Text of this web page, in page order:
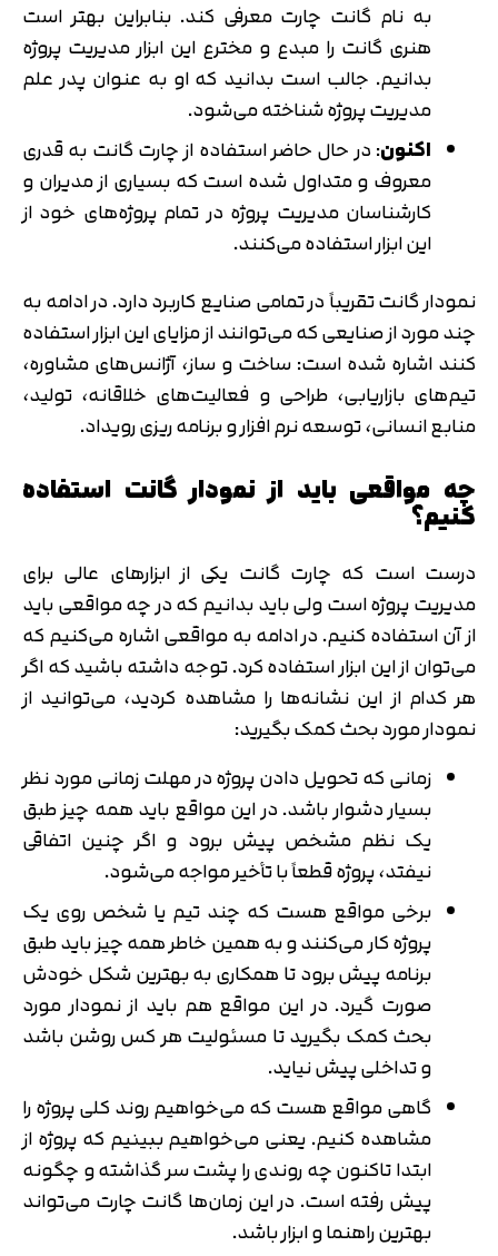
به نام گانت چارت معرفی کند. بنابراین بهتر است
هنری گانت را مبدع و مخترع این ابزار مدیریت پروژه
بدانیم. جالب است بدانید که او به عنوان پدر علم
مدیریت پروژه شناخته می‌شود.
اکنون: در حال حاضر استفاده از چارت گانت به قدری
معروف و متداول شده است که بسیاری از مدیران و
کارشناسان مدیریت پروژه در تمام پروژه‌های خود از
این ابزار استفاده می‌کنند.
نمودار گانت تقریباً در تمامی صنایع کاربرد دارد. در ادامه به
چند مورد از صنایعی که می‌توانند از مزایای این ابزار استفاده
کنند اشاره شده است: ساخت و ساز، آژانس‌های مشاوره،
تیم‌های بازاریابی، طراحی و فعالیت‌های خلاقانه، تولید،
منابع انسانی، توسعه نرم افزار و برنامه ریزی رویداد.
چه مواقعی باید از نمودار گانت استفاده
کنیم؟
درست است که چارت گانت یکی از ابزارهای عالی برای
مدیریت پروژه است ولی باید بدانیم که در چه مواقعی باید
از آن استفاده کنیم. در ادامه به مواقعی اشاره می‌کنیم که
می‌توان از این ابزار استفاده کرد. توجه داشته باشید که اگر
هر کدام از این نشانه‌ها را مشاهده کردید، می‌توانید از
نمودار مورد بحث کمک بگیرید:
زمانی که تحویل دادن پروژه در مهلت زمانی مورد نظر
بسیار دشوار باشد. در این مواقع باید همه چیز طبق
یک نظم مشخص پیش برود و اگر چنین اتفاقی
نیفتد، پروژه قطعاً با تأخیر مواجه می‌شود.
برخی مواقع هست که چند تیم یا شخص روی یک
پروژه کار می‌کنند و به همین خاطر همه چیز باید طبق
برنامه پیش برود تا همکاری به بهترین شکل خودش
صورت گیرد. در این مواقع هم باید از نمودار مورد
بحث کمک بگیرید تا مسئولیت هر کس روشن باشد
و تداخلی پیش نیاید.
گاهی مواقع هست که می‌خواهیم روند کلی پروژه را
مشاهده کنیم. یعنی می‌خواهیم ببینیم که پروژه از
ابتدا تاکنون چه روندی را پشت سر گذاشته و چگونه
پیش رفته است. در این زمان‌ها گانت چارت می‌تواند
بهترین راهنما و ابزار باشد.